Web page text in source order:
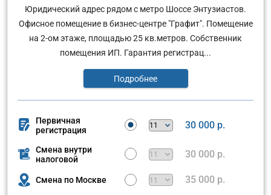
Юридический адрес рядом с метро Шоссе Энтузиастов.
Офисное помещение в бизнес-центре "Графит". Помещение
на 2-ом этаже, площадью 25 кв.метров. Собственник
помещения ИП. Гарантия регистрац...
Подробнее
Первичная
регистрация
30 000 р.
Смена внутри
налоговой
30 000 р.
Смена по Москве 35 000 р.